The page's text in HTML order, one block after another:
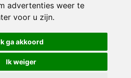
advertenties weer te
voor u zijn.
ga akkoord
Ik weiger
Klachtenregeling|RSIN en Anbi
voorkeuren
The MindOffice